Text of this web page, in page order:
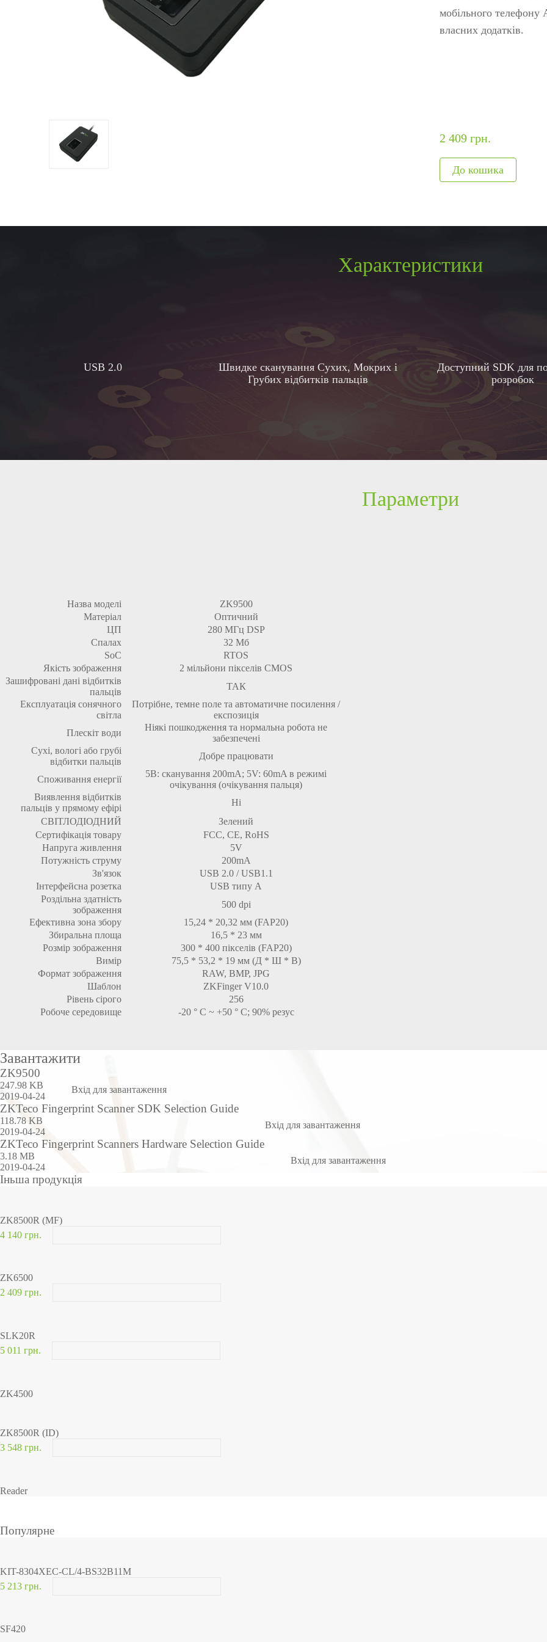
PTZ відеокамери
POS периферія
Антикражне обладнання
Модулі, що вбудовуються
мобільного
власних додатків.
2 409 грн.
Характеристики
USB 2.0
Швидке сканування Сухих, Мокрих і
Грубих відбитків пальців
Доступний SDK для
розробок
Параметри
Назва моделі
ZK9500
Матеріал
Оптичний
ЦП
280 МГц DSP
Спалах
32 Мб
SoC
RTOS
Якість зображення
2 мільйони пікселів CMOS
Зашифровані дані відбитків
пальців
ТАК
Експлуатація сонячного
світла
Потрібне, темне поле та автоматичне посилення /
експозиція
Плескіт води
Ніякі пошкодження та нормальна робота не
забезпечені
Сухі, вологі або грубі
відбитки пальців
Добре працювати
Споживання енергії
5В: сканування 200mA; 5V: 60mA в режимі
очікування (очікування пальця)
Виявлення відбитків
пальців у прямому ефірі
Ні
СВІТЛОДІОДНИЙ
Зелений
Сертифікація товару
FCC, CE, RoHS
Напруга живлення
5V
Потужність струму
200mA
Зв'язок
USB 2.0 / USB1.1
Інтерфейсна розетка
USB типу A
Роздільна здатність
зображення
500 dpi
Ефективна зона збору
15,24 * 20,32 мм (FAP20)
Збиральна площа
16,5 * 23 мм
Розмір зображення
300 * 400 пікселів (FAP20)
Вимір
75,5 * 53,2 * 19 мм (Д * Ш * В)
Формат зображення
RAW, BMP, JPG
Шаблон
ZKFinger V10.0
Рівень сірого
256
Робоче середовище
-20 ° C ~ +50 ° C; 90% резус
Завантажити
ZK9500
247.98 KB
2019-04-24
Вхід для завантаження
ZKTeco Fingerprint Scanner SDK Selection Guide
118.78 KB
2019-04-24
Вхід для завантаження
ZKTeco Fingerprint Scanners Hardware Selection Guide
3.18 MB
2019-04-24
Вхід для завантаження
Іньша продукція
ZK8500R (MF)
4 140 грн.
ZK6500
2 409 грн.
SLK20R
5 011 грн.
ZK4500
ZK8500R (ID)
3 548 грн.
Reader
Популярне
KIT-8304XEC-CL/4-BS32B11M
5 213 грн.
SF420